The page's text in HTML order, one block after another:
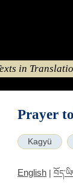
in
Prayer
Kagyü
English |